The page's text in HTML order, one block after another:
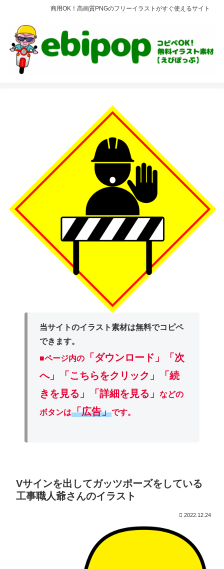
商用OK！高画質PNGのフリーイラストがすぐ使えるサイト
当サイトのイラスト素材は無料でコピペ
できます。
■ページ内の
「ダウンロード」
「次
へ」「こちらをクリック」「続
きを見る」「詳細を見る」などの
ボタンは「広告」です。
Vサインを出してガッツポーズをしている
工事職人爺さんのイラスト
2022.12.24